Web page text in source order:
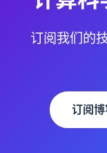
订阅我们的
订阅